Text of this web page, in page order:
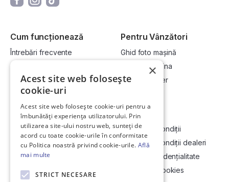
Cum funcționează
Întrebări frecvente
Cum vând la licitație?
Pentru Vânzători
Ghid foto mașină
Vinde-ți mașina
Devino dealer
Link-uri utile
Informații utile vizionare
Contact
Soluționarea Online a litigiilor
ANCP
Compania
Termeni și condiții
Termeni și condiții dealeri
Politică confidențialitate
Politica de cookies
×
Acest site web folosește
cookie-uri
Acest site web folosește cookie-uri pentru a
îmbunătăți experiența utilizatorului. Prin
utilizarea site-ului nostru web, sunteți de
acord cu toate cookie-urile în conformitate
cu Politica noastră privind cookie-urile. Află
mai multe
STRICT NECESARE